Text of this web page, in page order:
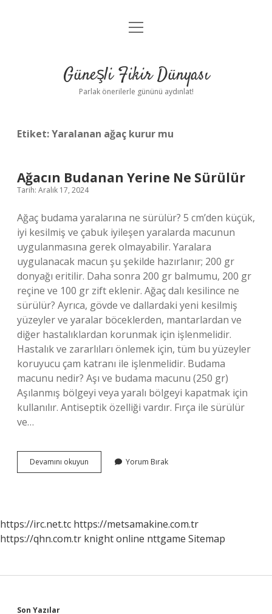
Anasayfa
Yasal Uyarı
menüyü
Güneşli Fikir Dünyası
Parlak önerilerle gününü aydınlat!
Etiket:Yaralanan ağaç kurur mu
Ağacın Budanan Yerine Ne Sürülür
Tarih: Aralık 17, 2024
Ağaç budama yaralarına ne sürülür? 5 cm’den küçük,
iyi kesilmiş ve çabuk iyileşen yaralarda macunun
uygulanmasına gerek olmayabilir. Yaralara
uygulanacak macun şu şekilde hazırlanır; 200 gr
donyağı eritilir. Daha sonra 200 gr balmumu, 200 gr
reçine ve 100 gr zift eklenir. Ağaç dalı kesilince ne
sürülür? Ayrıca, gövde ve dallardaki yeni kesilmiş
yüzeyler ve yaralar böceklerden, mantarlardan ve
diğer hastalıklardan korunmak için işlenmelidir.
Hastalık ve zararlıları önlemek için, tüm bu yüzeyler
koruyucu çam katranı ile işlenmelidir. Budama
macunu nedir? Aşı ve budama macunu (250 gr)
Aşılanmış bölgeyi veya yaralı bölgeyi kapatmak için
kullanılır. Antiseptik özelliği vardır. Fırça ile sürülür
ve…
Devamını okuyun
Budanan
Yorum Bırak
https://irc.net.tc https://metsamakine.com.tr
https://qhn.com.tr knight online nttgame Sitemap
Son Yazılar